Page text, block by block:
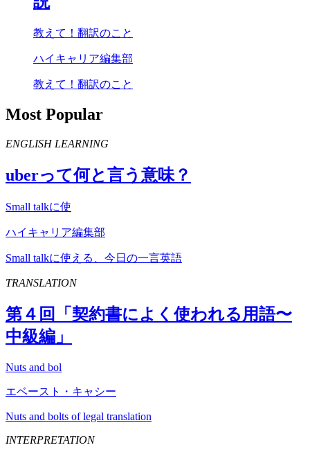
教えて！翻訳のこと
ハイキャリア編集部
教えて！翻訳のこと
Most Popular
ENGLISH LEARNING
uberって何と言う意味？
Small talkに使
ハイキャリア編集部
Small talkに使える、今日の一言英語
TRANSLATION
第４回「契約書によく使われる用語〜
中級編」
Nuts and bol
エベースト・キャシー
Nuts and bolts of legal translation
INTERPRETATION